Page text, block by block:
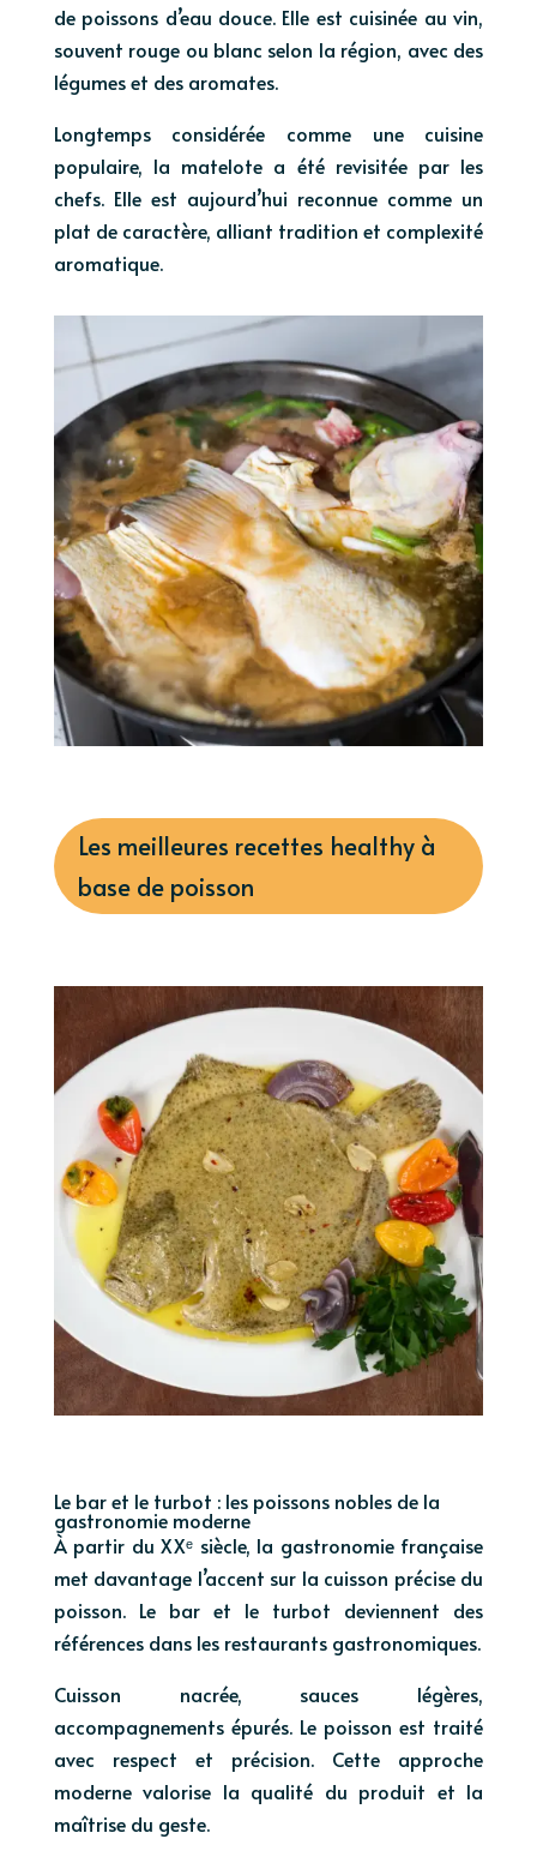
de poissons d’eau douce. Elle est cuisinée au vin,
souvent rouge ou blanc selon la région, avec des
légumes et des aromates.
Longtemps considérée comme une cuisine
populaire, la matelote a été revisitée par les
chefs. Elle est aujourd’hui reconnue comme un
plat de caractère, alliant tradition et complexité
aromatique.
Les meilleures recettes healthy à
base de poisson
Le bar et le turbot : les poissons nobles de la
gastronomie moderne
À partir du XXᵉ siècle, la gastronomie française
met davantage l’accent sur la cuisson précise du
poisson. Le bar et le turbot deviennent des
références dans les restaurants gastronomiques.
Cuisson nacrée, sauces légères,
accompagnements épurés. Le poisson est traité
avec respect et précision. Cette approche
moderne valorise la qualité du produit et la
maîtrise du geste.